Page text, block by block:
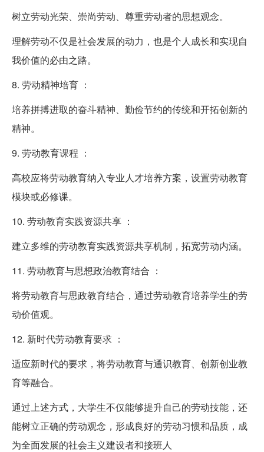
树立劳动光荣、崇尚劳动、尊重劳动者的思想观念。
理解劳动不仅是社会发展的动力，也是个人成长和实现自
我价值的必由之路。
8. 劳动精神培育 ：
培养拼搏进取的奋斗精神、勤俭节约的传统和开拓创新的
精神。
9. 劳动教育课程 ：
高校应将劳动教育纳入专业人才培养方案，设置劳动教育
模块或必修课。
10. 劳动教育实践资源共享 ：
建立多维的劳动教育实践资源共享机制，拓宽劳动内涵。
11. 劳动教育与思想政治教育结合 ：
将劳动教育与思政教育结合，通过劳动教育培养学生的劳
动价值观。
12. 新时代劳动教育要求 ：
适应新时代的要求，将劳动教育与通识教育、创新创业教
育等融合。
通过上述方式，大学生不仅能够提升自己的劳动技能，还
能树立正确的劳动观念，形成良好的劳动习惯和品质，成
为全面发展的社会主义建设者和接班人